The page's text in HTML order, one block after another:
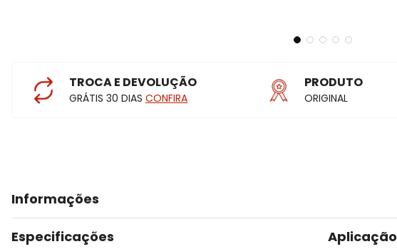
TROCA E DEVOLUÇÃO
GRÁTIS 30 DIAS CONFIRA
PRODUTO
ORIGINAL
Informações
Especificações Aplicação